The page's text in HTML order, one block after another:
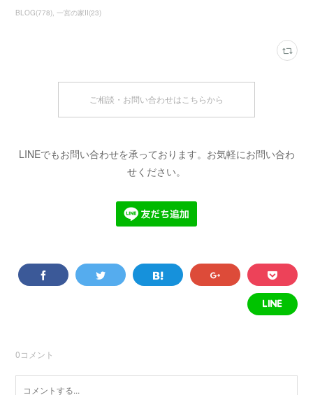
BLOG(778) 一宮の家Ⅱ(23)
ご相談・お問い合わせはこちらから
LINEでもお問い合わせを承っております。お気軽にお問い合わ
せください。
0コメント